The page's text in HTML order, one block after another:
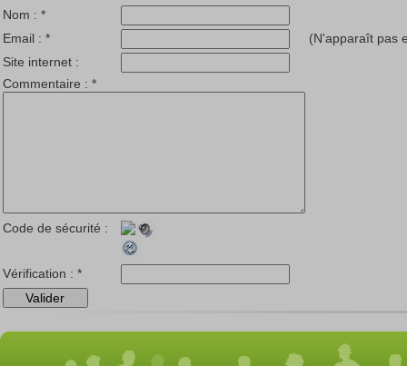
Nom : *
Email : *
(N'apparaît pas
Site internet :
Commentaire : *
Code de sécurité :
Vérification : *